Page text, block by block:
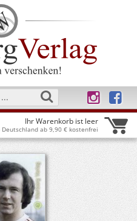
Ihr Warenkorb ist leer
ab 9,90 € kostenfrei